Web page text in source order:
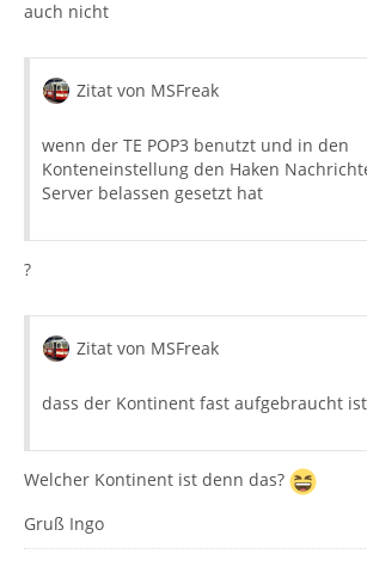
auch nicht
Zitat von MSFreak
wenn der TE POP3 benutzt und in den
Konteneinstellung den Haken
Server belassen gesetzt hat
?
Zitat von MSFreak
dass der Kontinent fast aufgebraucht ist
Welcher Kontinent ist denn das?
Gruß Ingo